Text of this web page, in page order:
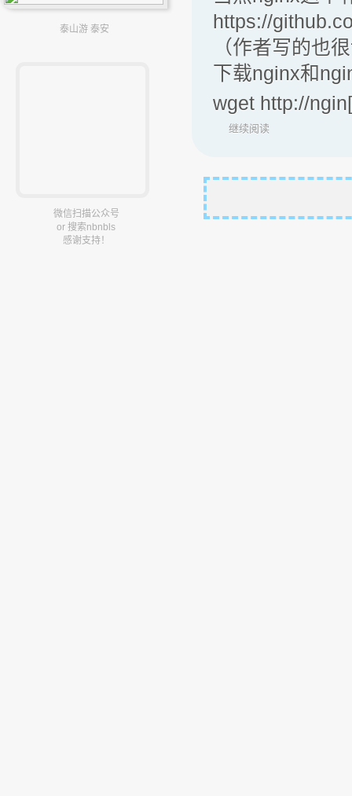
泰山游 泰安
微信扫描公众号
or 搜索nbnbls
感谢支持！
https://
（作者写的也
下载nginx和
wget http://
继续阅读